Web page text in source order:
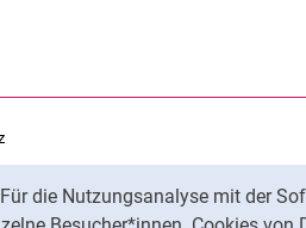
die Nutzungsanalyse mit der
KI-Einsatz